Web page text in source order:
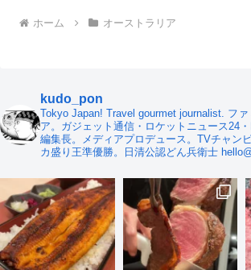
ホーム オーストラリア
kudo_pon
Tokyo Japan! Travel gourmet journalist. フ
ア。ガジェット通信・ロケットニュース24
編集長。メディアプロデュース。TVチャン
カ盛り王準優勝。日清公認どん兵衛士